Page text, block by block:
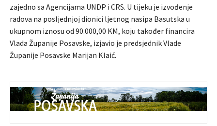
zajedno sa Agencijama UNDP i CRS. U tijeku je izvođenje
radova na posljednjoj dionici ljetnog nasipa Basutska u
ukupnom iznosu od 90.000,00 KM, koju također financira
Vlada Županije Posavske, izjavio je predsjednik Vlade
Županije Posavske Marijan Klaić.